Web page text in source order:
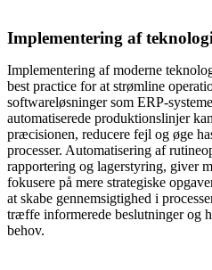
Implementering af
Implementering af moderne
best practice for at strømline
softwareløsninger som ERP-
automatiserede produktionslinjer
præcisionen, reducere fejl og øge
processer. Automatisering af
rapportering og lagerstyring, giver
fokusere på mere strategiske
at skabe gennemsigtighed i
træffe informerede beslutninger og
behov.